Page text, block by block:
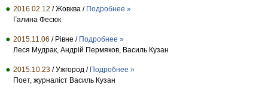
2016.02.12 / Жовква / Подробнее »
Галина Фесюк
2015.11.06 / Рівне / Подробнее »
Леся Мудрак, Андрій Пермяков, Василь Кузан
2015.10.23 / Ужгород / Подробнее »
Поет, журналіст Василь Кузан